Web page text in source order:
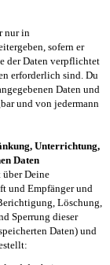
nur in
sofern er
der Daten verpflichtet
erforderlich sind. Du
Daten und
und von jedermann
Unterrichtung,
Daten
Deine
und Empfänger und
Löschung,
Sperrung dieser
Daten) und